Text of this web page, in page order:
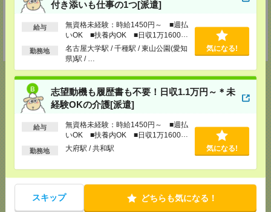
付き添いも仕事の1つ[派遣]
給与
無資格未経験：時給1450円～ ■週払
いOK ■扶養内OK ■日収1万1600円
以上
勤務地
名古屋大学駅 / 千種駅 / 東山公園(愛知
県)駅 / …
気になる!
志望動機も履歴書も不要！日収1.1万円～＊未
経験OKの介護[派遣]
給与
無資格未経験：時給1450円～ ■週払
いOK ■扶養内OK ■日収1万1600円
以上
勤務地 大府駅 / 共和駅 気になる!
スキップ どちらも気になる！
担当：採用担当
登録交通費
★今ならご来社登録でQUOカード2000円分をプレゼント中★
応募ページへ
気になる！ 電話応募
メール LINE で送る